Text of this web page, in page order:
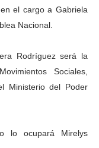
el cargo a Gabriela
Nacional.
Rodríguez será la
Sociales,
Ministerio del Poder
lo ocupará Mirelys